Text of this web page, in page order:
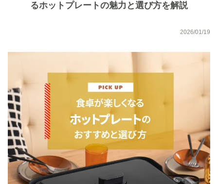
るホットプレートの魅力と選び方を解説
2026/01/19